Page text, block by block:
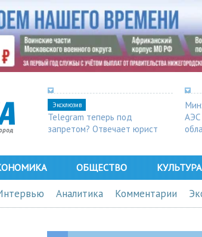
Эксклюзив
Telegram теперь под
запретом? Отвечает юрист
АЭС
ОБЩЕСТВО
Аналитика Комментарии